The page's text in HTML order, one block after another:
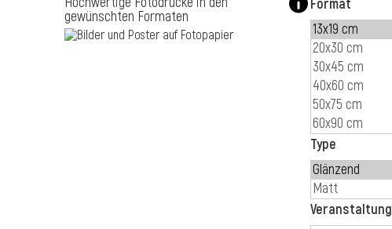
gewünschten Formaten
Format
Type
Veranstaltung